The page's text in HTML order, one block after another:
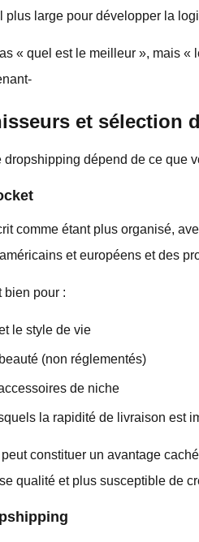
plus large pour développer la
« quel est le meilleur », mais
et sélection
dropshipping dépend de ce que
comme étant plus organisé,
et européens et des
bien pour :
le style de vie
(non réglementés)
de niche
la rapidité de livraison est
constituer un avantage
qualité et plus susceptible de